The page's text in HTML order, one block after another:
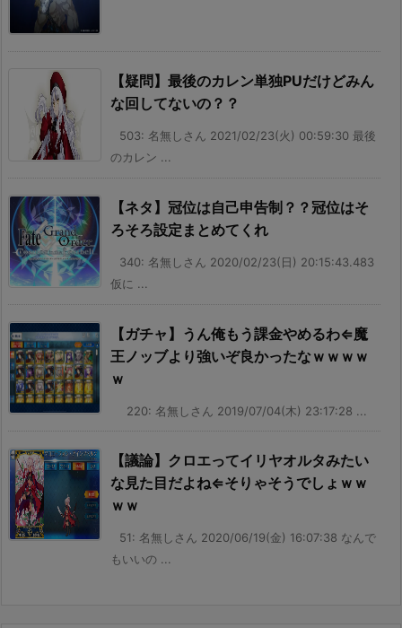
【疑問】最後のカレン単独PUだけどみん
な回してないの？？
503: 名無しさん 2021/02/23(火) 00:59:30 最後
のカレン ...
【ネタ】冠位は自己申告制？？冠位はそ
ろそろ設定まとめてくれ
340: 名無しさん 2020/02/23(日) 20:15:43.483
仮に ...
【ガチャ】うん俺もう課金やめるわ⇐魔
王ノッブより強いぞ良かったなｗｗｗｗ
ｗ
220: 名無しさん 2019/07/04(木) 23:17:28 ...
【議論】クロエってイリヤオルタみたい
な見た目だよね⇐そりゃそうでしょｗｗ
ｗｗ
51: 名無しさん 2020/06/19(金) 16:07:38 なんで
もいいの ...